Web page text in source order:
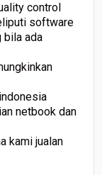
control
software
bila ada
netbook dan
kami jualan